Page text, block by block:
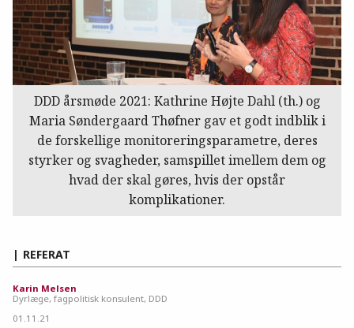
DDD årsmøde 2021: Kathrine Højte Dahl (th.) og
Maria Søndergaard Thøfner gav et godt indblik i
de forskellige monitoreringsparametre, deres
styrker og svagheder, samspillet imellem dem og
hvad der skal gøres, hvis der opstår
komplikationer.
REFERAT
Karin Melsen
Dyrlæge, fagpolitisk konsulent, DDD
01.11.21